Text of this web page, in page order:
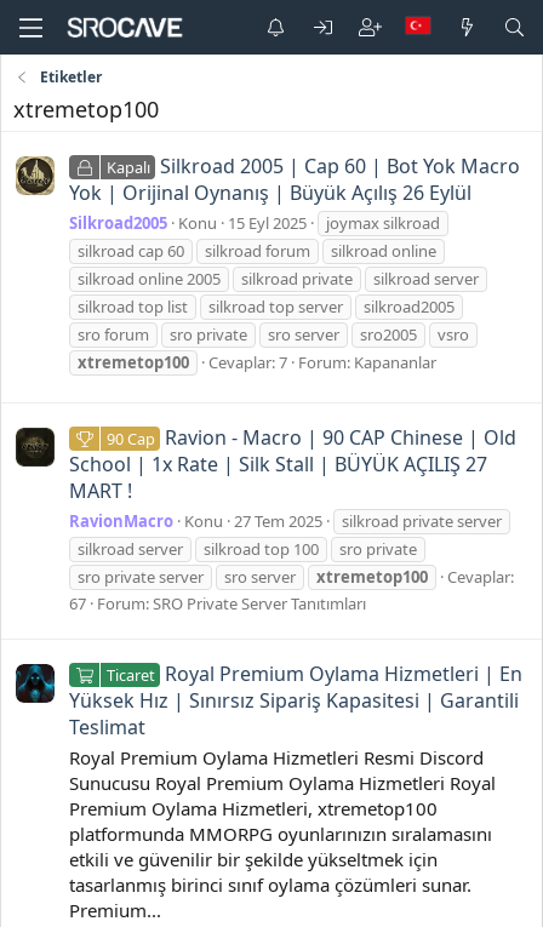
Etiketler
xtremetop100
Kapalı Silkroad 2005 | Cap 60 | Bot Yok Macro
Yok | Orijinal Oynanış | Büyük Açılış 26 Eylül
Silkroad2005 Konu 15 Eyl 2025
joymax silkroad
silkroad cap 60
silkroad forum
silkroad online
silkroad online 2005
silkroad private
silkroad server
silkroad top list
silkroad top server
silkroad2005
sro forum
sro private sro server sro2005
vsro
xtremetop100
Cevaplar: 7 Forum: Kapananlar
90 Cap Ravion - Macro | 90 CAP Chinese | Old
School | 1x Rate | Silk Stall | BÜYÜK AÇILIŞ 27
MART !
RavionMacro Konu 27 Tem 2025
silkroad private server
silkroad server
silkroad top 100
sro private
sro private server
sro server xtremetop100
Cevaplar:
67 Forum:SRO Private Server Tanıtımları
Ticaret Royal Premium Oylama Hizmetleri | En
Yüksek Hız | Sınırsız Sipariş Kapasitesi | Garantili
Teslimat
Royal Premium Oylama Hizmetleri Resmi Discord
Sunucusu Royal Premium Oylama Hizmetleri Royal
Premium Oylama Hizmetleri, xtremetop100
platformunda MMORPG oyunlarınızın sıralamasını
etkili ve güvenilir bir şekilde yükseltmek için
tasarlanmış birinci sınıf oylama çözümleri sunar.
Premium...